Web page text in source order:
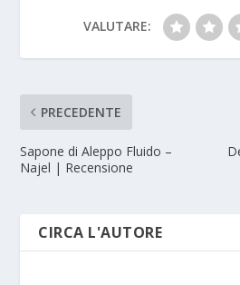
VALUTARE:
PRECEDENTE
Sapone di Aleppo Fluido –
Najel | Recensione
CIRCA L'AUTORE